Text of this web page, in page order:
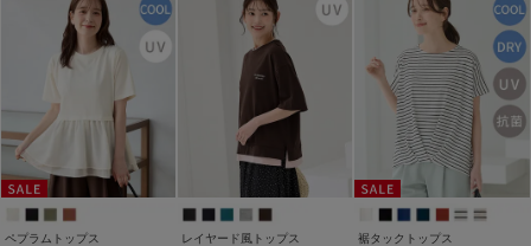
ペプラムトップス レイヤード風トップス 裾タックトップス